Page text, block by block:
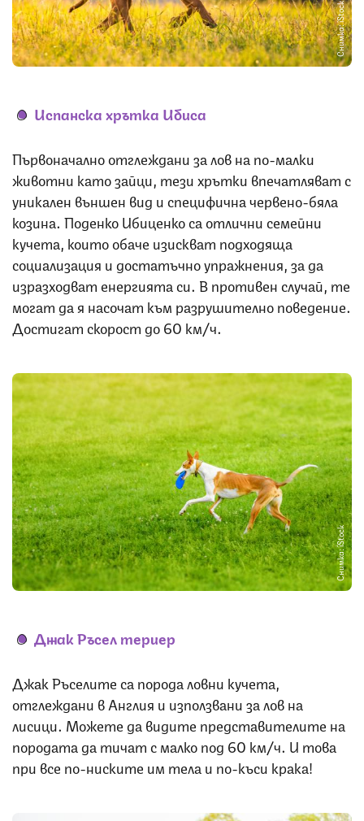
Снимка: iStock
Испанска хрътка Ибиса
Първоначално отглеждани за лов на по-малки
животни като зайци, тези хрътки впечатляват с
уникален външен вид и специфична червено-бяла
козина. Поденко Ибиценко са отлични семейни
кучета, които обаче изискват подходяща
социализация и достатъчно упражнения, за да
изразходват енергията си. В противен случай, те
могат да я насочат към разрушително поведение.
Достигат скорост до 60 км/ч.
Снимка: iStock
Джак Ръсел териер
Джак Ръселите са порода ловни кучета,
отглеждани в Англия и използвани за лов на
лисици. Можете да видите представителите на
породата да тичат с малко под 60 км/ч. И това
при все по-ниските им тела и по-къси крака!